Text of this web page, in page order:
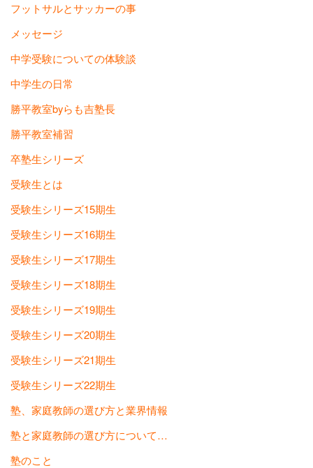
フットサルとサッカーの事
メッセージ
中学受験についての体験談
中学生の日常
勝平教室byらも吉塾長
勝平教室補習
卒塾生シリーズ
受験生とは
受験生シリーズ15期生
受験生シリーズ16期生
受験生シリーズ17期生
受験生シリーズ18期生
受験生シリーズ19期生
受験生シリーズ20期生
受験生シリーズ21期生
受験生シリーズ22期生
塾、家庭教師の選び方と業界情報
塾と家庭教師の選び方について…
塾のこと